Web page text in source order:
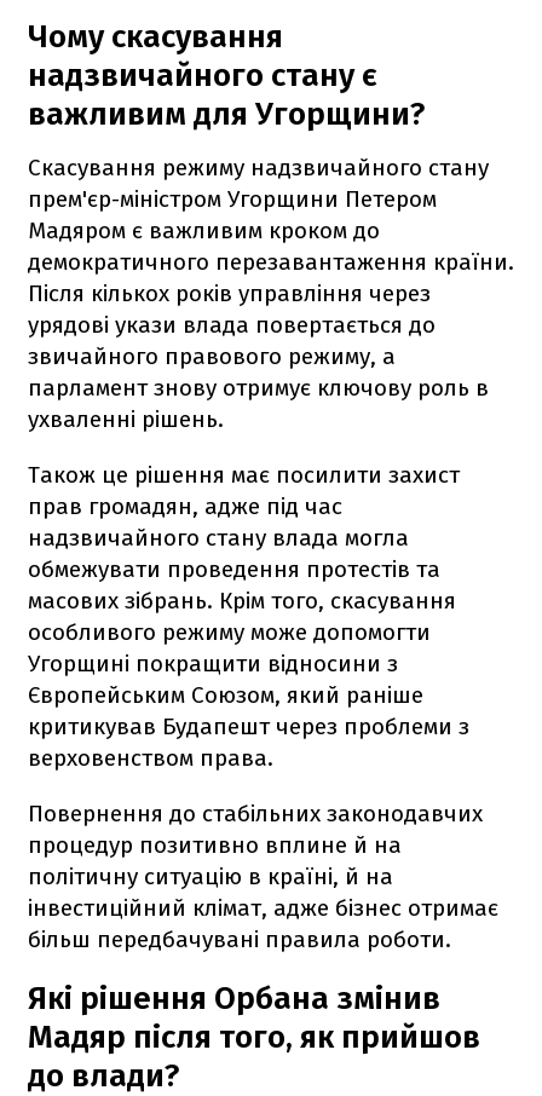
Чому скасування
надзвичайного стану є
важливим для Угорщини?
Скасування режиму надзвичайного стану
прем'єр-міністром Угорщини Петером
Мадяром є важливим кроком до
демократичного перезавантаження країни.
Після кількох років управління через
урядові укази влада повертається до
звичайного правового режиму, а
парламент знову отримує ключову роль в
ухваленні рішень.
Також це рішення має посилити захист
прав громадян, адже під час
надзвичайного стану влада могла
обмежувати проведення протестів та
масових зібрань. Крім того, скасування
особливого режиму може допомогти
Угорщині покращити відносини з
Європейським Союзом, який раніше
критикував Будапешт через проблеми з
верховенством права.
Повернення до стабільних законодавчих
процедур позитивно вплине й на
політичну ситуацію в країні, й на
інвестиційний клімат, адже бізнес отримає
більш передбачувані правила роботи.
Які рішення Орбана змінив
Мадяр після того, як прийшов
до влади?